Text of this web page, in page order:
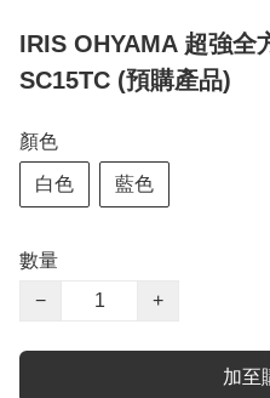
IRIS OHYAMA 超強全
SC15TC (預購產品)
顏色
白色 藍色
數量
−
+
加至